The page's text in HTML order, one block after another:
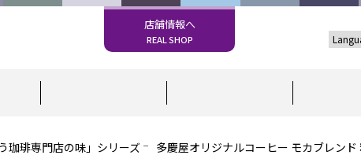
店舗情報へ
REAL SHOP
珈琲専門店の味」シリーズ 多慶屋オリジナルコーヒー モカブレンド